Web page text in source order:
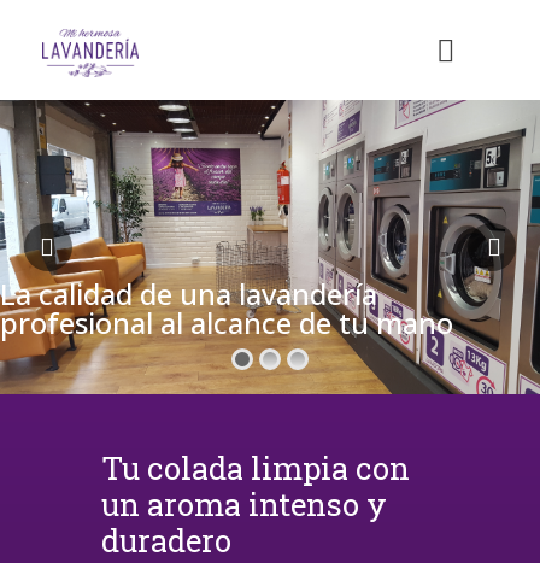
La calidad de una lavandería
profesional al alcance de tu mano
Tu colada limpia con
un aroma intenso y
duradero